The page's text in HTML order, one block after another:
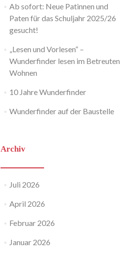
Ab sofort: Neue Patinnen und
Paten für das Schuljahr 2025/26
gesucht!
„Lesen und Vorlesen“ –
Wunderfinder lesen im Betreuten
Wohnen
10 Jahre Wunderfinder
Wunderfinder auf der Baustelle
Archiv
Juli 2026
April 2026
Februar 2026
Januar 2026